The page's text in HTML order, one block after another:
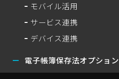
モバイル活用
サービス連携
デバイス連携
電子帳簿保存法オプション